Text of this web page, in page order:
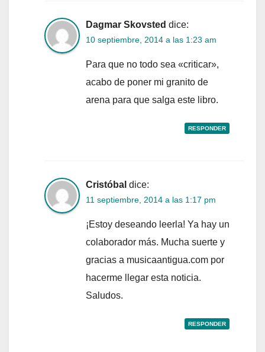
Dagmar Skovsted dice:
10 septiembre, 2014 a las 1:23 am
Para que no todo sea «criticar»,
acabo de poner mi granito de
arena para que salga este libro.
RESPONDER
Cristóbal dice:
11 septiembre, 2014 a las 1:17 pm
¡Estoy deseando leerla! Ya hay un
colaborador más. Mucha suerte y
gracias a musicaantigua.com por
hacerme llegar esta noticia.
Saludos.
RESPONDER